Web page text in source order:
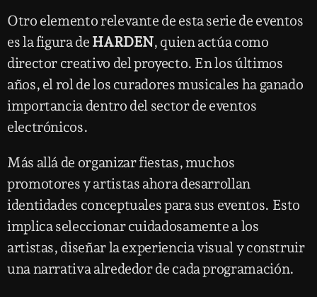
Otro elemento relevante de esta serie de eventos
es la figura de HARDEN, quien actúa como
director creativo del proyecto. En los últimos
años, el rol de los curadores musicales ha ganado
importancia dentro del sector de eventos
electrónicos.
Más allá de organizar fiestas, muchos
promotores y artistas ahora desarrollan
identidades conceptuales para sus eventos. Esto
implica seleccionar cuidadosamente a los
artistas, diseñar la experiencia visual y construir
una narrativa alrededor de cada programación.